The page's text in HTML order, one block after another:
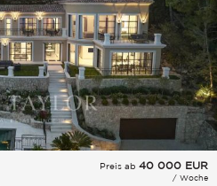
Preis ab 40 000 EUR
/ Woche